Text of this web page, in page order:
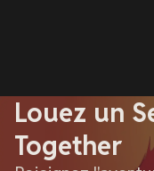
Louez un
Together